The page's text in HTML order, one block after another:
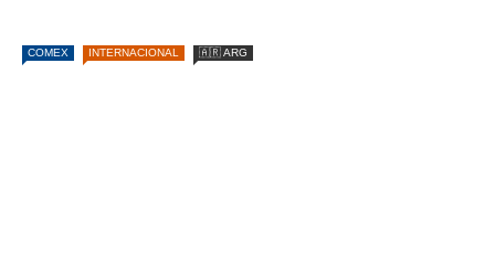
COMEX INTERNACIONAL 🇦🇷 ARG